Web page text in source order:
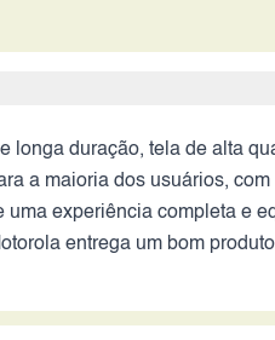
longa duração, tela de alta
a maioria dos usuários,
experiência completa e
entrega um bom